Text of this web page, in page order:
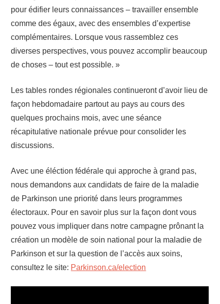
pour édifier leurs connaissances – travailler ensemble
comme des égaux, avec des ensembles d’expertise
complémentaires. Lorsque vous rassemblez ces
diverses perspectives, vous pouvez accomplir beaucoup
de choses – tout est possible. »
Les tables rondes régionales continueront d’avoir lieu de
façon hebdomadaire partout au pays au cours des
quelques prochains mois, avec une séance
récapitulative nationale prévue pour consolider les
discussions.
Avec une éléction fédérale qui approche à grand pas,
nous demandons aux candidats de faire de la maladie
de Parkinson une priorité dans leurs programmes
électoraux. Pour en savoir plus sur la façon dont vous
pouvez vous impliquer dans notre campagne prônant la
création un modèle de soin national pour la maladie de
Parkinson et sur la question de l’accès aux soins,
consultez le site: Parkinson.ca/election